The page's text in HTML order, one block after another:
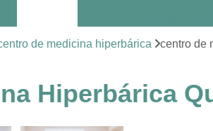
Clínica de Hiperbárica
Clínica
de medicina hiperbárica centro de
Hiperbárica